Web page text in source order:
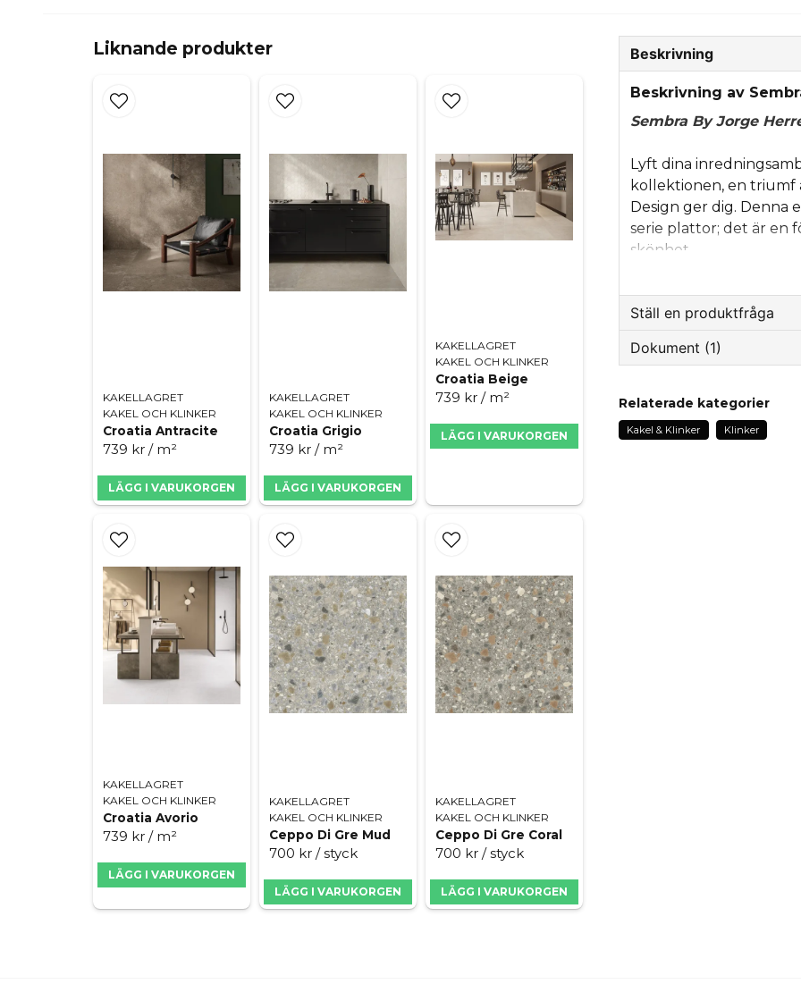
Liknande produkter
KAKELLAGRET
KAKEL OCH KLINKER
Croatia Antracite
739 kr / m²
LÄGG I VARUKORGEN
KAKELLAGRET
KAKEL OCH KLINKER
Croatia Grigio
739 kr / m²
LÄGG I VARUKORGEN
KAKELLAGRET
KAKEL OCH KLINKER
Croatia Beige
739 kr / m²
LÄGG I VARUKORGEN
KAKELLAGRET
KAKEL OCH KLINKER
Croatia Avorio
739 kr / m²
LÄGG I VARUKORGEN
KAKELLAGRET
KAKEL OCH KLINKER
Ceppo Di Gre Mud
700 kr / styck
LÄGG I VARUKORGEN
KAKELLAGRET
KAKEL OCH KLINKER
Ceppo Di Gre Coral
700 kr / styck
LÄGG I VARUKORGEN
Beskrivning
Beskrivning av
Sembra By Jorge
Lyft dina
kollektionen, en triumf
Design ger dig. Denna
serie plattor; det är en
skönhet.
Ställ en produktfråga
question
Fråga oss något om
Dokument (1)
12.31 MB
Relaterade kategorier
Kakel & Klinker Klinker